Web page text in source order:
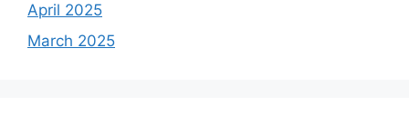
April 2025
March 2025